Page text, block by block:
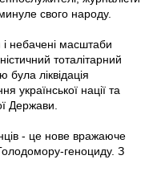
свого народу.
небачені масштаби
тоталітарний
ліквідація
української нації та
Держави.
- це нове вражаюче
Голодомору-геноциду. З